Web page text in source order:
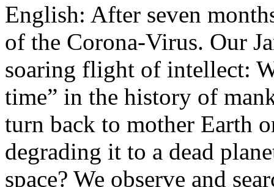
English: After seven
of the Corona-Virus. Our
soaring flight of intellect:
time” in the history of
turn back to mother Earth
degrading it to a dead
space? We observe and